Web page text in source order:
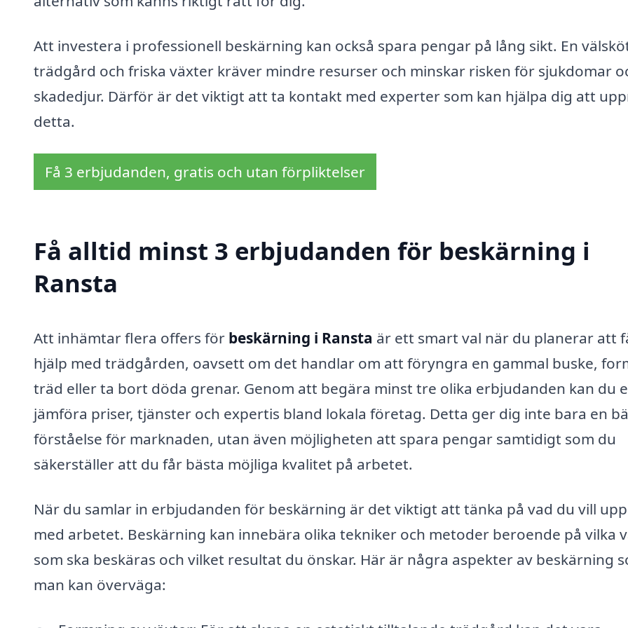
Att investera i professionell beskärning kan också spara pengar på lång sikt. En
trädgård och friska växter kräver mindre resurser och minskar risken för sjukdomar
skadedjur. Därför är det viktigt att ta kontakt med experter som kan hjälpa dig att
detta.
Få 3 erbjudanden, gratis och utan förpliktelser
Få alltid minst 3 erbjudanden för beskärning i
Ransta
Att inhämtar flera offers för beskärning i Ransta är ett smart val när du planerar att
hjälp med trädgården, oavsett om det handlar om att föryngra en gammal buske,
träd eller ta bort döda grenar. Genom att begära minst tre olika erbjudanden kan du
jämföra priser, tjänster och expertis bland lokala företag. Detta ger dig inte bara en
förståelse för marknaden, utan även möjligheten att spara pengar samtidigt som du
säkerställer att du får bästa möjliga kvalitet på arbetet.
När du samlar in erbjudanden för beskärning är det viktigt att tänka på vad du vill
med arbetet. Beskärning kan innebära olika tekniker och metoder beroende på vilka
som ska beskäras och vilket resultat du önskar. Här är några aspekter av beskärning
man kan överväga: